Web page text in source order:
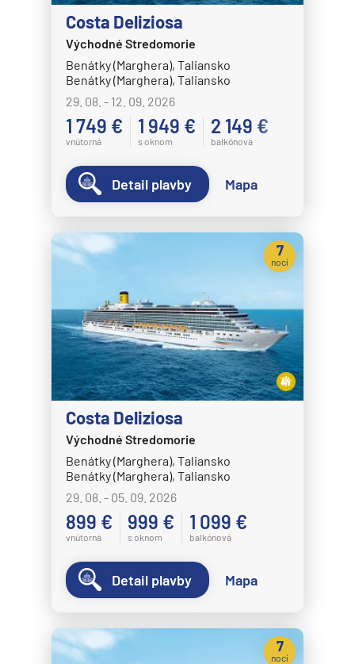
Celestyal Discovery
Celestyal Journey
Celestyal Olympia
Costa Cruises
Costa Deliziosa
Costa Diadema
Costa Fascinosa
Costa Favolosa
Costa Fortuna
Costa Pacifica
Costa Serena
Costa Smeralda
Costa Toscana
Crystal Cruises
Crystal Serenity
Crystal Symphony
Cunard Line
Queen Anne
Queen Elizabeth
Queen Mary 2
Queen Victoria
Disney Cruise Line
Disney Destiny
Costa Deliziosa
Východné Stredomorie
Benátky (Marghera), Taliansko
Benátky (Marghera), Taliansko
29. 08. - 12. 09. 2026
1 749 €
vnútorná
1 949 €
s oknom
2 149 €
balkónová
Detail plavby Mapa
Costa Deliziosa
Východné Stredomorie
Benátky (Marghera), Taliansko
Benátky (Marghera), Taliansko
29. 08. - 05. 09. 2026
899 €
vnútorná
999 €
s oknom
1 099 €
balkónová
7
nocí
Detail plavby Mapa
7
nocí